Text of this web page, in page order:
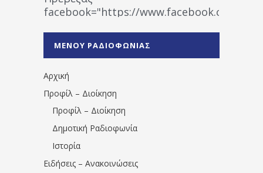
facebook="https://www.facebook.com/
1531194763766854/" artist="" ]
ΜΕΝΟΥ ΡΑΔΙΟΦΩΝΙΑΣ
Αρχική
Προφίλ – Διοίκηση
Προφίλ – Διοίκηση
Δημοτική Ραδιοφωνία
Ιστορία
Ειδήσεις – Ανακοινώσεις